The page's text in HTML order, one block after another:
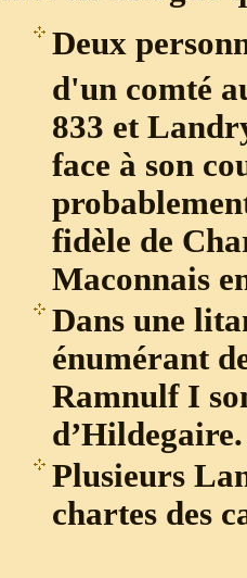
Deux
d'un comté
833 et
face à son
fidèle de
Maconnais
Dans une
énumérant
Ramnulf I
d’Hildegaire.
Plusieurs
chartes des